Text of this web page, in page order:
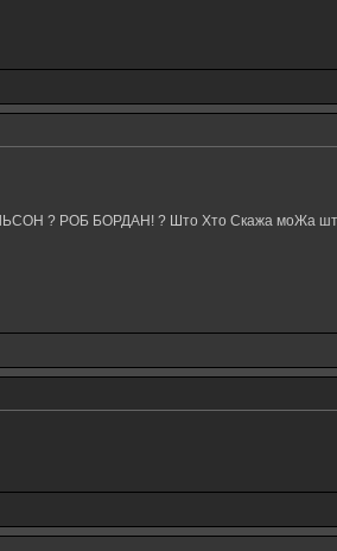
? РОБ БОРДАН! ? Што Хто Скажа моЖа